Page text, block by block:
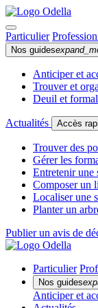
Particulier
Nos guides
Anticiper et
Trouver et
Deuil et
Actualités Accès
Trouver des
Gérer les
Entretenir une
Composer un
Localiser une
Planter un
Publier un avis de
Particulier
Nos guides
Anticiper et